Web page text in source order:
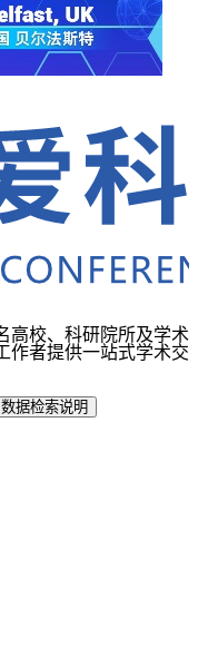
高校、科研院所及学术
作者提供一站式学术交
数据检索说明